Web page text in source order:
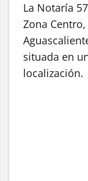
La Notaría
Zona
situada en
localización.